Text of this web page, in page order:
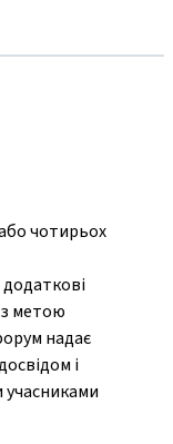
чотирьох
з метою
надає
і